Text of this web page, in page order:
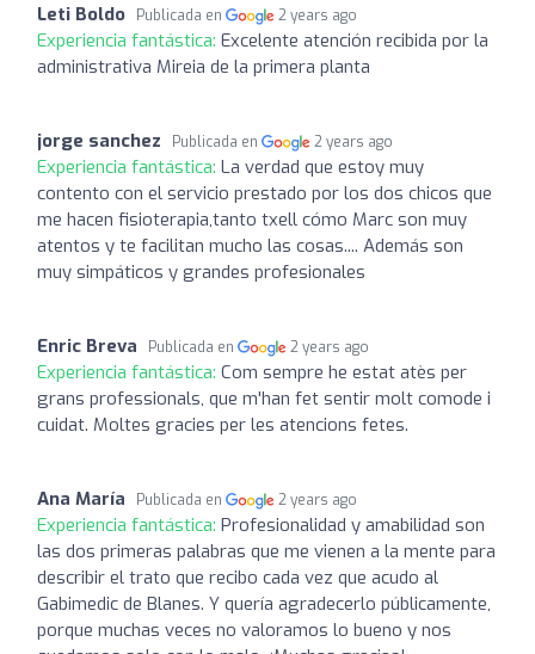
Leti Boldo Publicada en 2 years ago
Experiencia fantástica: Excelente atención recibida por la
administrativa Mireia de la primera planta
jorge sanchez Publicada en 2 years ago
Experiencia fantástica: La verdad que estoy muy
contento con el servicio prestado por los dos chicos que
me hacen fisioterapia,tanto txell cómo Marc son muy
atentos y te facilitan mucho las cosas.... Además son
muy simpáticos y grandes profesionales
Enric Breva Publicada en 2 years ago
Experiencia fantástica: Com sempre he estat atès per
grans professionals, que m'han fet sentir molt comode i
cuidat. Moltes gracies per les atencions fetes.
Ana María Publicada en 2 years ago
Experiencia fantástica: Profesionalidad y amabilidad son
las dos primeras palabras que me vienen a la mente para
describir el trato que recibo cada vez que acudo al
Gabimedic de Blanes. Y quería agradecerlo públicamente,
porque muchas veces no valoramos lo bueno y nos